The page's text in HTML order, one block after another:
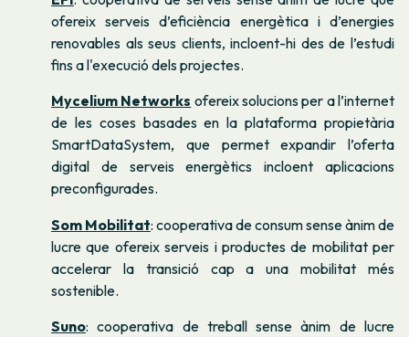
ofereix serveis d’eficiència energètica i d’energies
renovables als seus clients, incloent-hi des de l’estudi
fins a l'execució dels projectes.
Mycelium Networks ofereix solucions per a l’internet
de les coses basades en la plataforma propietària
SmartDataSystem, que permet expandir l’oferta
digital de serveis energètics incloent aplicacions
preconfigurades.
Som Mobilitat: cooperativa de consum sense ànim de
lucre que ofereix serveis i productes de mobilitat per
accelerar la transició cap a una mobilitat més
sostenible.
Suno: cooperativa de treball sense ànim de lucre